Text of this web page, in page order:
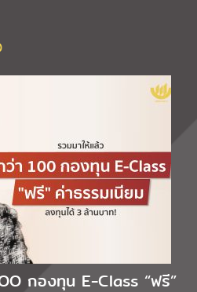
กองทุน E-Class “ฟรี”